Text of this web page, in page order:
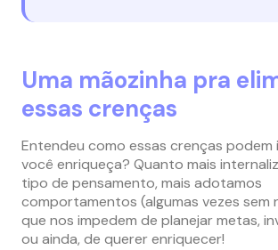
Uma mãozinha pra
essas crenças
Entendeu como essas crenças podem
você enriqueça? Quanto mais
tipo de pensamento, mais adotamos
comportamentos (algumas vezes sem
que nos impedem de planejar metas,
ou ainda, de querer enriquecer!